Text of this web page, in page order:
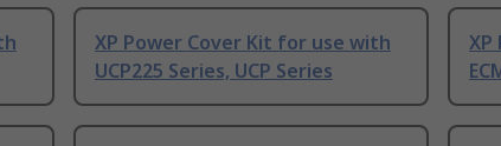
XP Power Cover Kit for use with
UCP225 Series, UCP Series